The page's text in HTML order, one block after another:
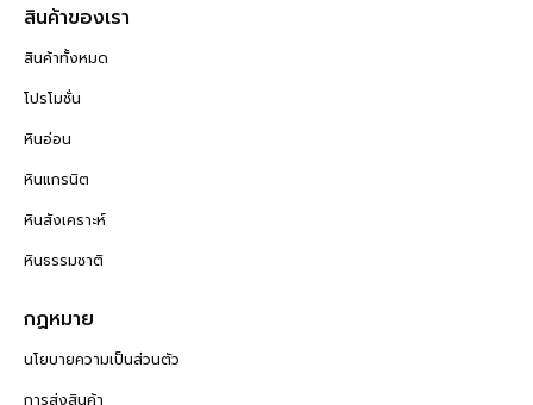
สินค้าของเรา
สินค้าทั้งหมด
โปรโมชั่น
หินอ่อน
หินแกรนิต
หินสังเคราะห์
หินธรรมชาติ
กฏหมาย
นโยบายความเป็นส่วนตัว
การส่งสินค้า